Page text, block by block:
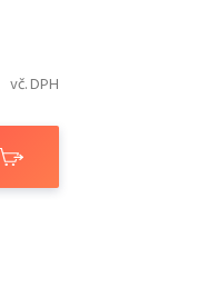
vč. DPH